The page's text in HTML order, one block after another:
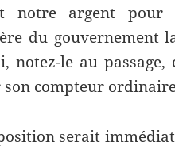
notre argent
du gouvernement
notez-le au passage,
son compteur
serait